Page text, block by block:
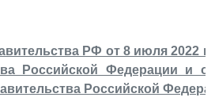
РФ от 8 июля 2022
Российской Федерации и
Российской